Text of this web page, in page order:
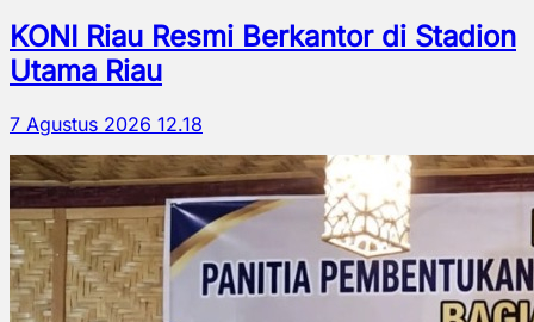
KONI Riau Resmi Berkantor di Stadion
Utama Riau
7 Agustus 2026 12.18